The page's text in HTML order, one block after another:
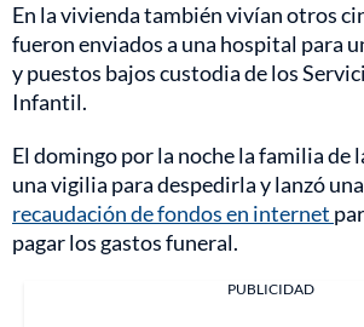
En la vivienda también vivían otros
fueron enviados a una hospital para
y puestos bajos custodia de los
Infantil.
El domingo por la noche la familia de
una vigilia para despedirla y lanzó
recaudación de fondos en internet
pagar los gastos funeral.
PUBLICIDAD